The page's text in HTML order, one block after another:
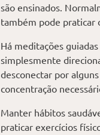
são ensinados.
também pode praticar
Há meditações
simplesmente
desconectar por
concentração
Manter hábitos
praticar exercícios